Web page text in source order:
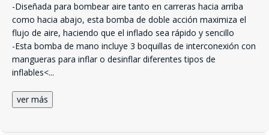
-Diseñada para bombear aire tanto en carreras hacia arriba
como hacia abajo, esta bomba de doble acción maximiza el
flujo de aire, haciendo que el inflado sea rápido y sencillo
-Esta bomba de mano incluye 3 boquillas de interconexión con
mangueras para inflar o desinflar diferentes tipos de
inflables<...
ver más